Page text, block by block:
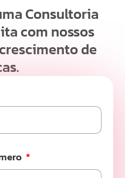
Consultoria
com nossos
de